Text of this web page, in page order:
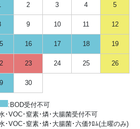
2 3 4 5
9 10 11 12
16 17 18 19
23 24 25 26
30
:BOD受付不可
･VOC･窒素･燐･大腸菌受付不可
･VOC･窒素･燐･大腸菌･六価ｸﾛﾑ(土曜のみ)